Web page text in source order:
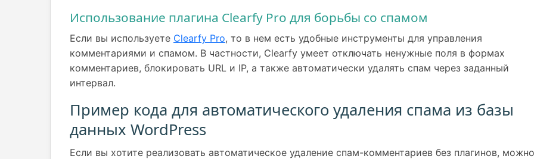
Использование плагина Clearfy Pro для борьбы со спамом
Если вы используете Clearfy Pro, то в нем есть удобные инструменты для управления
комментариями и спамом. В частности, Clearfy умеет отключать ненужные поля в формах
комментариев, блокировать URL и IP, а также автоматически удалять спам через заданный
интервал.
Пример кода для автоматического удаления спама из базы
данных WordPress
Если вы хотите реализовать автоматическое удаление спам-комментариев без плагинов, можно